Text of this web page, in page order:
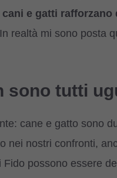
e gatti
realtà mi sono posta
sono tutti
cane e gatto sono
nei nostri confronti,
possono essere